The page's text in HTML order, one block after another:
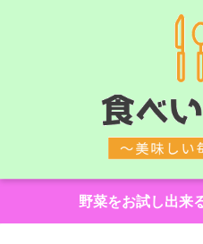
野菜をお試し出来